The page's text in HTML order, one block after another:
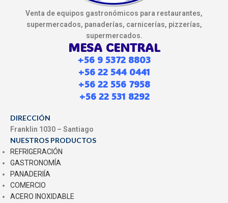
Venta de equipos gastronómicos para restaurantes,
supermercados, panaderías, carnicerías, pizzerías,
supermercados.
MESA CENTRAL
+56 9 5372 8803
+56 22 544 0441
+56 22 556 7958
+56 22 531 8292
DIRECCIÓN
Franklin 1030 – Santiago
NUESTROS PRODUCTOS
REFRIGERACIÓN
GASTRONOMÍA
PANADERIÍA
COMERCIO
ACERO INOXIDABLE